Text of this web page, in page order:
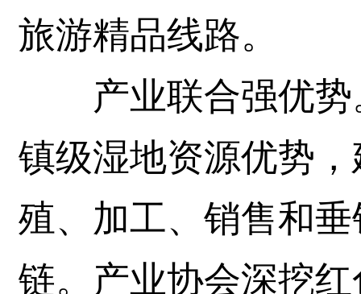
旅游精品线路。
产业联合强优势
镇级湿地资源优势
殖、加工、销售和
链。产业协会深挖